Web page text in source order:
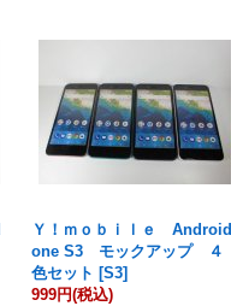
Ｙ！ｍｏｂｉｌｅ Android
one S3 モックアップ ４
色セット [S3]
999円(税込)